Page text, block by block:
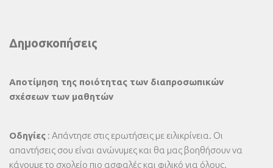
Δημοσκοπήσεις
Αποτίμηση της ποιότητας των διαπροσωπικών
σχέσεων των μαθητών
Οδηγίες : Απάντησε στις ερωτήσεις με ειλικρίνεια. Οι
απαντήσεις σου είναι ανώνυμες και θα μας βοηθήσουν να
κάνουμε το σχολείο πιο ασφαλές και φιλικό για όλους.